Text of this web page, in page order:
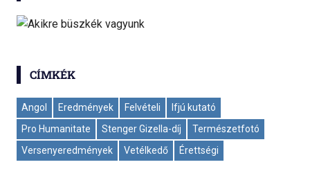
CÍMKÉK
Angol Eredmények Felvételi
Ifjú kutató
Pro Humanitate
Stenger Gizella-díj
Természetfotó
Versenyeredmények
Vetélkedő Érettségi